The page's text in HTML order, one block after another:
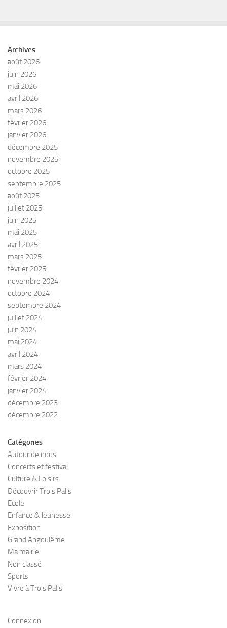
Archives
août 2026
juin 2026
mai 2026
avril 2026
mars 2026
février 2026
janvier 2026
décembre 2025
novembre 2025
octobre 2025
septembre 2025
août 2025
juillet 2025
juin 2025
mai 2025
avril 2025
mars 2025
février 2025
novembre 2024
octobre 2024
septembre 2024
juillet 2024
juin 2024
mai 2024
avril 2024
mars 2024
février 2024
janvier 2024
décembre 2023
décembre 2022
Catégories
Autour de nous
Concerts et festival
Culture & Loisirs
Découvrir Trois Palis
Ecole
Enfance & Jeunesse
Exposition
Grand Angoulême
Ma mairie
Non classé
Sports
Vivre à Trois Palis
Connexion